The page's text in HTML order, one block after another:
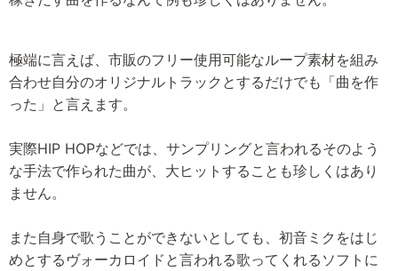
極端に言えば、市販のフリー使用可能なループ素材を組み
合わせ自分のオリジナルトラックとするだけでも「曲を作
った」と言えます。
実際HIP HOPなどでは、サンプリングと言われるそのよう
な手法で作られた曲が、大ヒットすることも珍しくはあり
ません。
また自身で歌うことができないとしても、初音ミクをはじ
めとするヴォーカロイドと言われる歌ってくれるソフトに